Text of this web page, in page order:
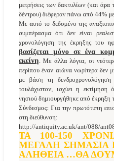
μετρήσεις των δακτυλίων (και άρα
δέντρου) διέφεραν πάνω από 44%
Με αυτό το δεδομένο της
συμπέρασμα ότι δεν είναι
χρονολόγηση της έκρηξης του
βασίζεται μόνο σε ένα
εκείνη. Με άλλα λόγια, οι
περίπου έναν αιώνα νωρίτερα δεν
με βάση τη
τουλάχιστον, ισχύει η
νησιού δημιουργήθηκε από
Σύνδεσμος: Για την πρωτότυπη
στη διεύθυνση:
http://antiquity.ac.uk/ant/088/
ΤΑ 100-150
ΜΕΓΑΛΗ ΣΗΜΑΣΙΑ
ΑΛΗΘΕΙΑ …ΘΑ